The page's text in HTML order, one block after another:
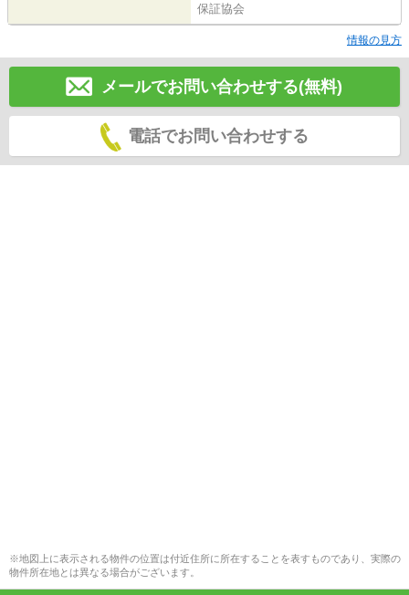
保証協会
情報の見方
メールでお問い合わせする(無料)
電話でお問い合わせする
※地図上に表示される物件の位置は付近住所に所在することを表すものであり、実際の
物件所在地とは異なる場合がございます。